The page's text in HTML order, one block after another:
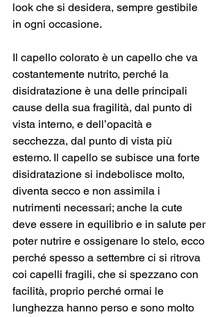
look che si desidera, sempre gestibile
in ogni occasione.
Il capello colorato è un capello che va
costantemente nutrito, perché la
disidratazione è una delle principali
cause della sua fragilità, dal punto di
vista interno, e dell’opacità e
secchezza, dal punto di vista più
esterno. Il capello se subisce una forte
disidratazione si indebolisce molto,
diventa secco e non assimila i
nutrimenti necessari; anche la cute
deve essere in equilibrio e in salute per
poter nutrire e ossigenare lo stelo, ecco
perché spesso a settembre ci si ritrova
coi capelli fragili, che si spezzano con
facilità, proprio perché ormai le
lunghezza hanno perso e sono molto